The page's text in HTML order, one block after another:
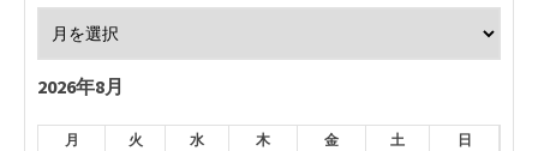
2026年8月
月 火 水 木 金 土 日